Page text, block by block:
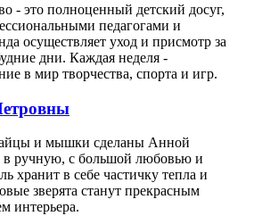
- это полноценный детский досуг,
педагогами и
осуществляет уход и присмотр за
дни. Каждая неделя -
в мир творчества, спорта и игр.
и мышки сделаны Анной
ручную, с большой любовью и
хранит в себе частичку тепла и
зверята станут прекрасным
интерьера.